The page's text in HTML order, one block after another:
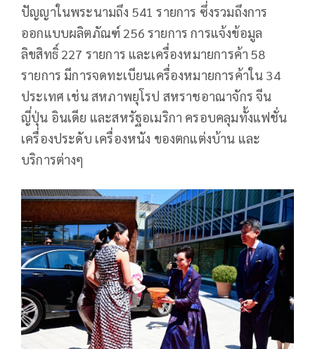
ปัญญาในพระนามถึง 541 รายการ ซึ่งรวมถึงการ
ออกแบบผลิตภัณฑ์ 256 รายการ การแจ้งข้อมูล
ลิขสิทธิ์ 227 รายการ และเครื่องหมายการค้า 58
รายการ มีการจดทะเบียนเครื่องหมายการค้าใน 34
ประเทศ เช่น สหภาพยุโรป สหราชอาณาจักร จีน
ญี่ปุ่น อินเดีย และสหรัฐอเมริกา ครอบคลุมทั้งแฟชั่น
เครื่องประดับ เครื่องหนัง ของตกแต่งบ้าน และ
บริการต่างๆ